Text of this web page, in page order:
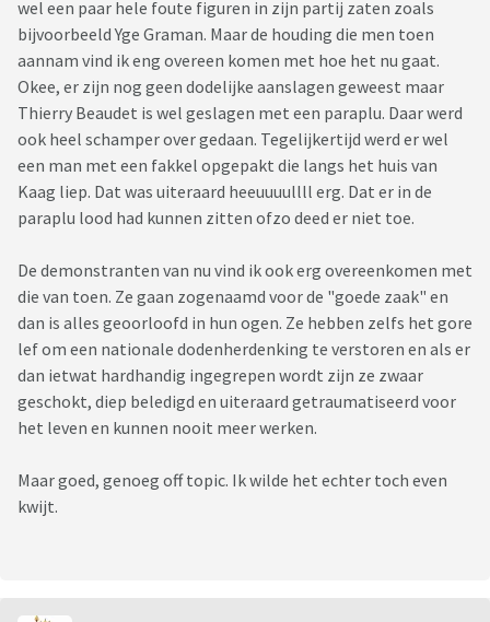
wel een paar hele foute figuren in zijn partij zaten zoals
bijvoorbeeld Yge Graman. Maar de houding die men toen
aannam vind ik eng overeen komen met hoe het nu gaat.
Okee, er zijn nog geen dodelijke aanslagen geweest maar
Thierry Beaudet is wel geslagen met een paraplu. Daar werd
ook heel schamper over gedaan. Tegelijkertijd werd er wel
een man met een fakkel opgepakt die langs het huis van
Kaag liep. Dat was uiteraard heeuuuullll erg. Dat er in de
paraplu lood had kunnen zitten ofzo deed er niet toe.
De demonstranten van nu vind ik ook erg overeenkomen met
die van toen. Ze gaan zogenaamd voor de "goede zaak" en
dan is alles geoorloofd in hun ogen. Ze hebben zelfs het gore
lef om een nationale dodenherdenking te verstoren en als er
dan ietwat hardhandig ingegrepen wordt zijn ze zwaar
geschokt, diep beledigd en uiteraard getraumatiseerd voor
het leven en kunnen nooit meer werken.
Maar goed, genoeg off topic. Ik wilde het echter toch even
kwijt.